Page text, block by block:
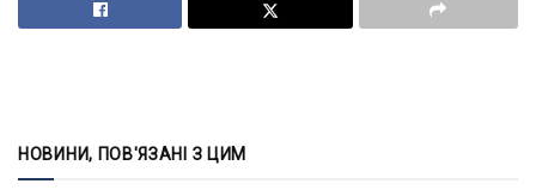
НОВИНИ, ПОВ'ЯЗАНІ З ЦИМ